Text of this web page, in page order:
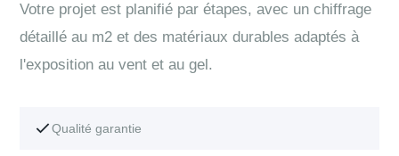
Votre projet est planifié par étapes, avec un chiffrage
détaillé au m2 et des matériaux durables adaptés à
l'exposition au vent et au gel.
Qualité garantie